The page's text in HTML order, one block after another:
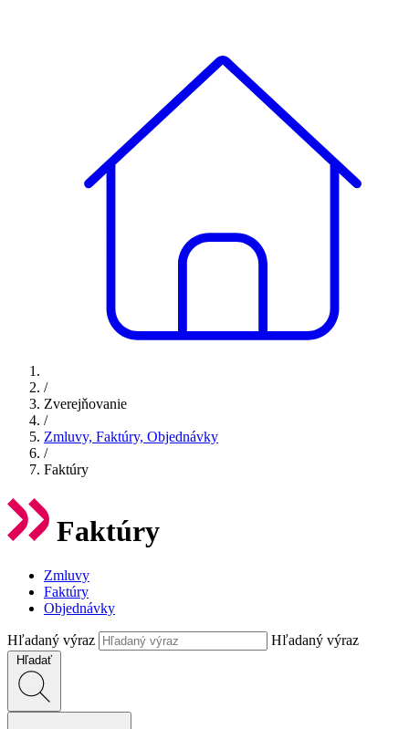
/
Zverejňovanie
/
Zmluvy, Faktúry, Objednávky
/
Faktúry
Faktúry
Zmluvy
Faktúry
Objednávky
Hľadaný výraz Hľadaný výraz
Hľadať